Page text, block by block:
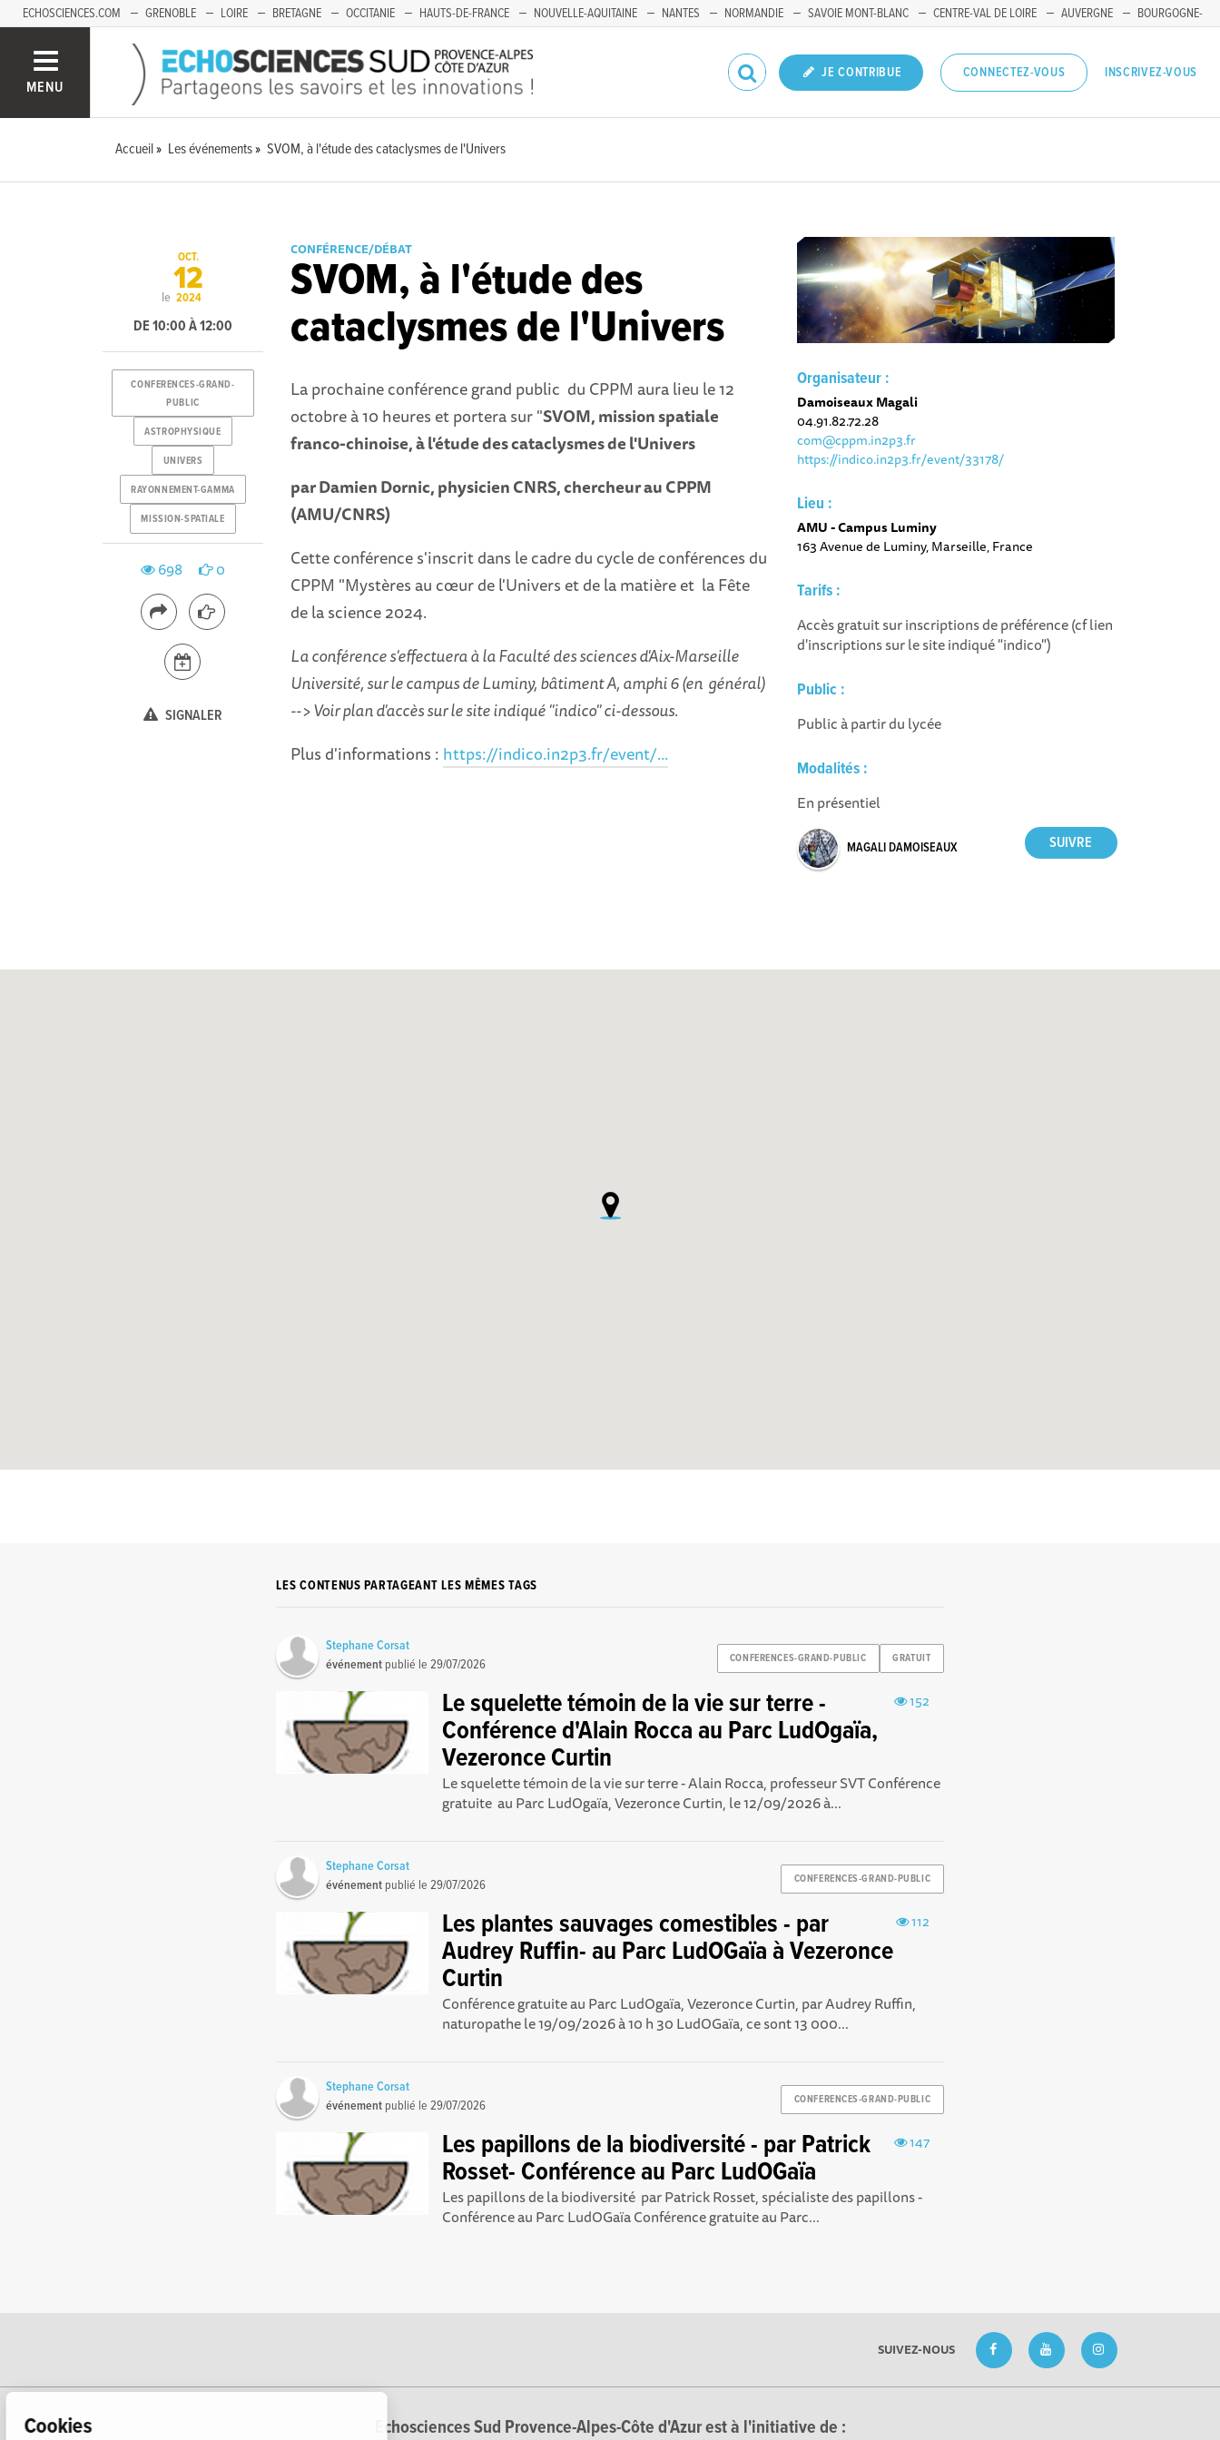
Cookies
ECHOSCIENCES.COM GRENOBLE LOIRE BRETAGNE OCCITANIE HAUTS-DE-FRANCE NOUVELLE-AQUITAINE NANTES NORMANDIE SAVOIE MONT-BLANC CENTRE-VAL DE LOIRE AUVERGNE
BOURGOGNE-
MENU
JE CONTRIBUE CONNECTEZ-VOUS INSCRIVEZ-VOUS
Accueil Les événements SVOM, à l'étude des cataclysmes de l'Univers
CONFÉRENCE/DÉBAT
SVOM, à l'étude des
cataclysmes de l'Univers
La prochaine conférence grand public du CPPM aura lieu le 12
octobre à 10 heures et portera sur "SVOM, mission spatiale
franco-chinoise, à l'étude des cataclysmes de l'Univers
par Damien Dornic, physicien CNRS, chercheur au CPPM
(AMU/CNRS)
Cette conférence s'inscrit dans le cadre du cycle de conférences du
CPPM "Mystères au cœur de l'Univers et de la matière et la Fête
de la science 2024.
La conférence s'effectuera à la Faculté des sciences d'Aix-Marseille
Université, sur le campus de Luminy, bâtiment A, amphi 6 (en général)
--> Voir plan d'accès sur le site indiqué "indico" ci-dessous.
Plus d'informations : https://indico.in2p3.fr/event/...
Organisateur :
Damoiseaux Magali
04.91.82.72.28
com@cppm.in2p3.fr
https://indico.in2p3.fr/event/33178/
Lieu :
AMU - Campus Luminy
163 Avenue de Luminy, Marseille, France
Tarifs :
Accès gratuit sur inscriptions de préférence (cf lien
d'inscriptions sur le site indiqué "indico")
Public :
Public à partir du lycée
Modalités :
En présentiel
MAGALI DAMOISEAUX
le
OCT.
12
2024
DE 10:00 À 12:00
CONFERENCES-GRAND-
PUBLIC
ASTROPHYSIQUE
UNIVERS
RAYONNEMENT-GAMMA
MISSION-SPATIALE
698 0
SIGNALER
LES CONTENUS PARTAGEANT LES MÊMES TAGS
CONFERENCES-GRAND-PUBLIC GRATUIT
Stephane Corsat
événement publié le29/07/2026
152
Le squelette témoin de la vie sur terre -
Conférence d'Alain Rocca au Parc LudOgaïa,
Vezeronce Curtin
Le squelette témoin de la vie sur terre - Alain Rocca, professeur SVT Conférence
gratuite au Parc LudOgaïa, Vezeronce Curtin, le 12/09/2026 à...
CONFERENCES-GRAND-PUBLIC
Stephane Corsat
événement publié le29/07/2026
112
Les plantes sauvages comestibles - par
Audrey Ruffin- au Parc LudOGaïa à Vezeronce
Curtin
Conférence gratuite au Parc LudOgaïa, Vezeronce Curtin, par Audrey Ruffin,
naturopathe le 19/09/2026 à 10 h 30 LudOGaïa, ce sont 13 000...
CONFERENCES-GRAND-PUBLIC
Stephane Corsat
événement publié le29/07/2026
147
Les papillons de la biodiversité - par Patrick
Rosset- Conférence au Parc LudOGaïa
Les papillons de la biodiversité par Patrick Rosset, spécialiste des papillons -
Conférence au Parc LudOGaïa Conférence gratuite au Parc...
SUIVEZ-NOUS
Echosciences Sud Provence-Alpes-Côte d'Azur est à l'initiative de :